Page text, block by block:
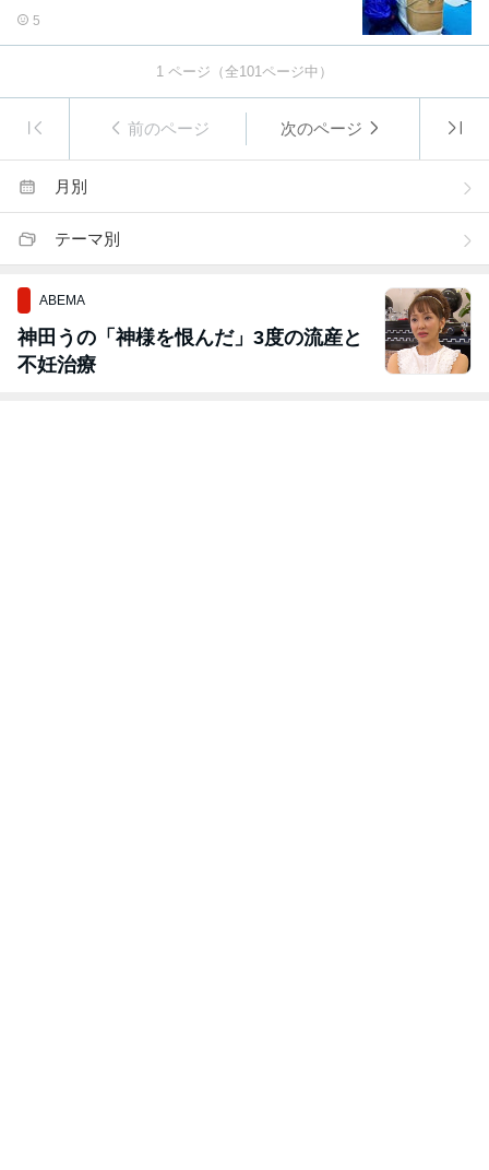
5
1 ページ（全101ページ中）
前のページ 次のページ
月別
テーマ別
ABEMA
神田うの「神様を恨んだ」3度の流産と
不妊治療